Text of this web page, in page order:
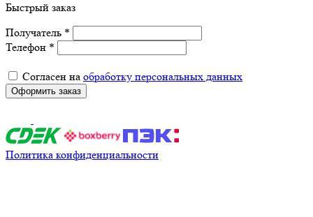
Быстрый заказ
Получатель *
Телефон *
Согласен на обработку персональных данных
Оформить заказ
Политика конфиденциальности